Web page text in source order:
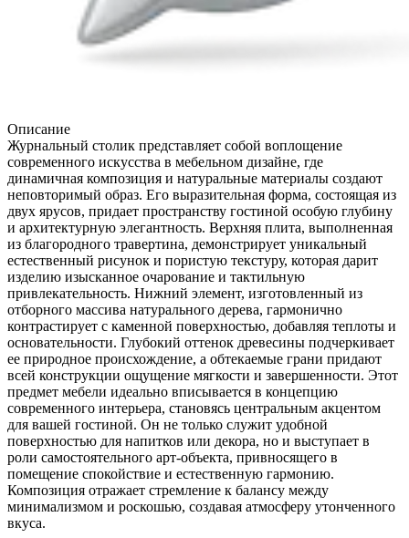
Описание
Журнальный столик представляет собой воплощение
современного искусства в мебельном дизайне, где
динамичная композиция и натуральные материалы создают
неповторимый образ. Его выразительная форма, состоящая из
двух ярусов, придает пространству гостиной особую глубину
и архитектурную элегантность. Верхняя плита, выполненная
из благородного травертина, демонстрирует уникальный
естественный рисунок и пористую текстуру, которая дарит
изделию изысканное очарование и тактильную
привлекательность. Нижний элемент, изготовленный из
отборного массива натурального дерева, гармонично
контрастирует с каменной поверхностью, добавляя теплоты и
основательности. Глубокий оттенок древесины подчеркивает
ее природное происхождение, а обтекаемые грани придают
всей конструкции ощущение мягкости и завершенности. Этот
предмет мебели идеально вписывается в концепцию
современного интерьера, становясь центральным акцентом
для вашей гостиной. Он не только служит удобной
поверхностью для напитков или декора, но и выступает в
роли самостоятельного арт-объекта, привносящего в
помещение спокойствие и естественную гармонию.
Композиция отражает стремление к балансу между
минимализмом и роскошью, создавая атмосферу утонченного
вкуса.